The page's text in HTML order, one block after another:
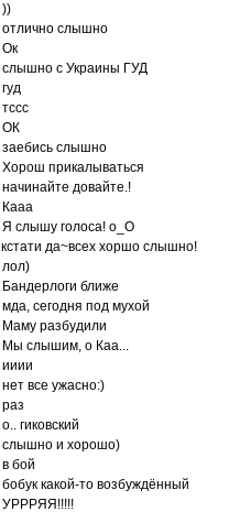
))
отлично слышно
Ок
слышно с Украины ГУД
гуд
тссс
ОК
заебись слышно
Хорош прикалываться
начинайте довайте.!
Кааа
Я слышу голоса! о_О
кстати да~всех хоршо слышно!
лол)
Бандерлоги ближе
мда, сегодня под мухой
Маму разбудили
Мы слышим, о Каа...
ииии
нет все ужасно:)
раз
о.. гиковский
слышно и хорошо)
в бой
бобук какой-то возбуждённый
УРРРЯЯ!!!!!